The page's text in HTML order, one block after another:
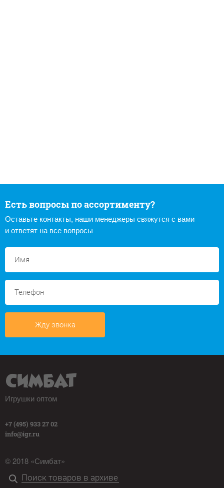
Есть вопросы по ассортименту?
Оставьте контакты, наши менеджеры свяжутся с вами
и ответят на все вопросы
Жду звонка
Игрушки оптом
+7 (495) 933 27 02
info@igr.ru
© 2018 «Симбат»